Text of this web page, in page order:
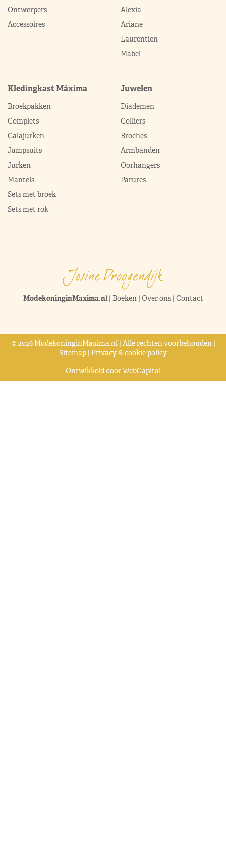
Ontwerpers
Accessoires
Alexia
Ariane
Laurentien
Mabel
Kledingkast Máxima
Broekpakken
Complets
Galajurken
Jumpsuits
Jurken
Mantels
Sets met broek
Sets met rok
Juwelen
Diademen
Colliers
Broches
Armbanden
Oorhangers
Parures
ModekoninginMaxima.nl| Boeken| Over ons| Contact
© 2026 ModekoninginMaxima.nl | Alle rechten voorbehouden |
Sitemap | Privacy & cookie policy
Ontwikkeld doorWebCapital